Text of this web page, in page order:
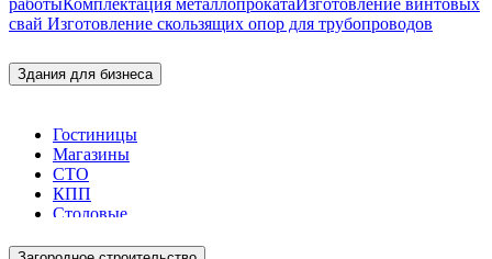
работыКомплектация металлопрокатаИзготовление винтовых
свай Изготовление скользящих опор для трубопроводов
Здания для бизнеса
Гостиницы
Магазины
СТО
КПП
Столовые